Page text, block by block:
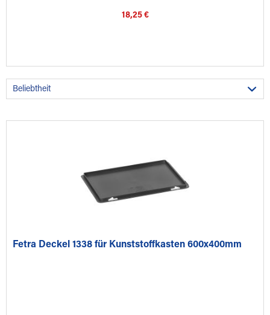
18,25 €
Fetra Deckel 1338 für Kunststoffkasten 600x400mm